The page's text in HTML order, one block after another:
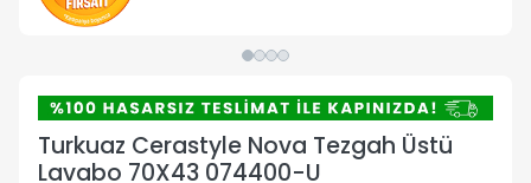
Turkuaz Cerastyle Nova Tezgah Üstü
Lavabo 70X43 074400-U